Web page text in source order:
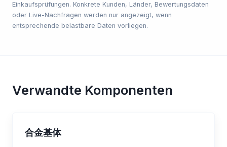
Einkaufsprüfungen. Konkrete Kunden, Länder, Bewertungsdaten
oder Live-Nachfragen werden nur angezeigt, wenn
entsprechende belastbare Daten vorliegen.
Verwandte Komponenten
合金基体